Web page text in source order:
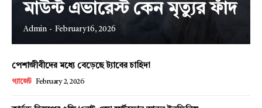
মাউন্ট এভারেস্ট কেন মৃত্যুর ফাঁদ
Admin - February 16, 2026
পেশাজীবীদের মধ্যে বেড়েছে ট্যাবের চাহিদা
গ্যাজেট February 2, 2026